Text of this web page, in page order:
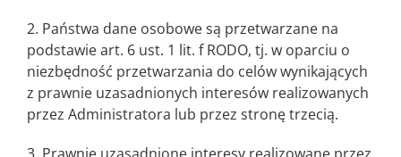
2. Państwa dane osobowe są przetwarzane na
podstawie art. 6 ust. 1 lit. f RODO, tj. w oparciu o
niezbędność przetwarzania do celów wynikających
z prawnie uzasadnionych interesów realizowanych
przez Administratora lub przez stronę trzecią.
3. Prawnie uzasadnione interesy realizowane przez